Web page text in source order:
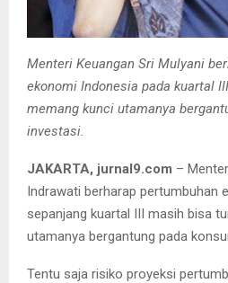
Menteri Keuangan Sri Mulyani
ekonomi Indonesia pada kuartal
memang kunci utamanya
investasi.
JAKARTA, jurnal9.com –
Indrawati berharap pertumbuhan
sepanjang kuartal III masih bisa
utamanya bergantung pada
Tentu saja risiko proyeksi